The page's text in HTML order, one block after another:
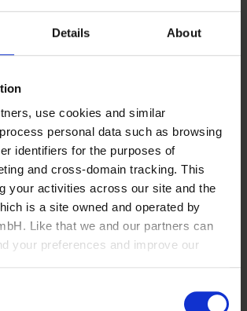
Details About
use cookies and similar
personal data such as browsing
identifiers for the purposes of
and cross-domain tracking. This
your activities across our site and the
is a site owned and operated by
Like that we and our partners can
your preferences and improve our
of the shopping cart, Cleverbridge